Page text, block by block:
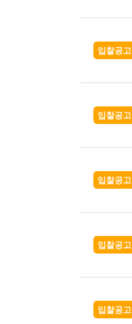
입찰공고
입찰공고
입찰공고
입찰공고
입찰공고